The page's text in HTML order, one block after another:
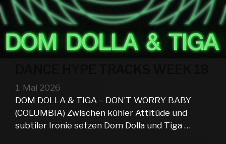
1. Mai 2026
DOM DOLLA & TIGA – DON’T WORRY BABY
(COLUMBIA) Zwischen kühler Attitüde und
subtiler Ironie setzen Dom Dolla und Tiga …